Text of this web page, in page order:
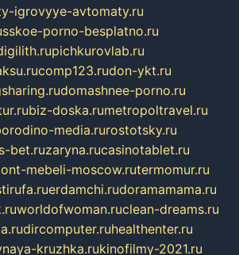
igrovyye-avtomaty.ru
porno-besplatno.ru
pichkurovlab.ru
comp123.rudon-ykt.ru
domashnee-porno.ru
biz-doska.rumetropoltravel.ru
media.rurostotsky.ru
bet.ruzaryna.rucasinotablet.ru
mebeli-moscow.rutermomur.ru
erdamchi.rudoramamama.ru
worldofwoman.ruclean-dreams.ru
dircomputer.ruhealthenter.ru
kruzhka.rukinofilmy-2021.ru